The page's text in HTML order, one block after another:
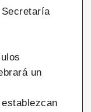
un